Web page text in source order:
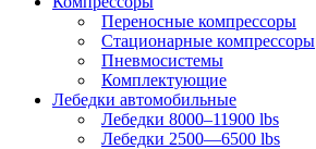
Переносные компрессоры
Стационарные компрессоры
Пневмосистемы
Комплектующие
Лебедки автомобильные
Лебедки 8000–11900 lbs
Лебедки 2500—6500 lbs